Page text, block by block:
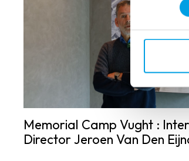
Memorial Camp Vught :
Director Jeroen Van Den